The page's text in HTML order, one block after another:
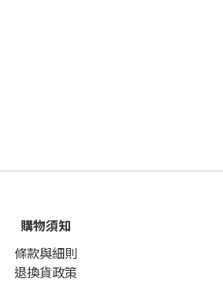
購物須知
條款與細則
退換貨政策